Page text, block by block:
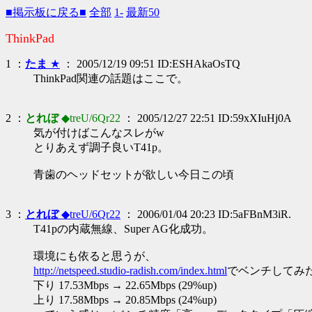
■掲示板に戻る■ 全部 1- 最新50
ThinkPad
1 ： たま ★ ： 2005/12/19 09:51 ID:ESHAkaOsTQ
ThinkPad関連の話題はここで。
2 ： とれぼ◆treU/6Qr22 ： 2005/12/27 22:51 ID:59xXIuHj0A
気が付けばこんなスレがw
とりあえず調子良いT41p。
青歯のヘッドセットが欲しい今日この頃
3 ： とれぼ◆treU/6Qr22 ： 2006/01/04 20:23 ID:5aFBnM3iR.
T41pの内蔵無線、Super AG化成功。
環境にも依ると思うが、
http://netspeed.studio-radish.com/index.htmlでベンチしてみ
下り 17.53Mbps → 22.65Mbps (29%up)
上り 17.58Mbps → 20.85Mbps (24%up)